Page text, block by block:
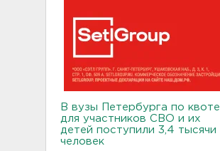
В вузы Петербурга по квоте
для участников СВО и их
детей поступили 3,4 тысячи
человек